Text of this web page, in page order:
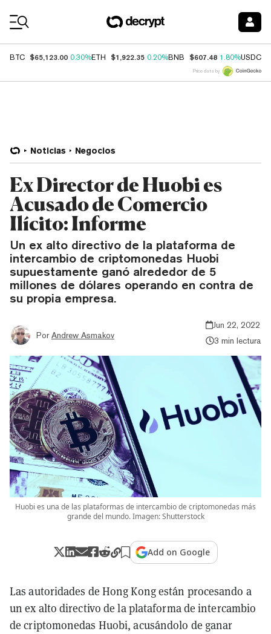
BTC $65,123.00 0.30%ETH $1,922.35 0.20%BNB $607.48 1.80%USDC
Price data by
Noticias Negocios
Ex Director de Huobi es
Acusado de Comercio
Ilícito: Informe
Un ex alto directivo de la plataforma de
intercambio de criptomonedas Huobi
supuestamente ganó alrededor de 5
millones de dólares operando en contra de
su propia empresa.
Por Andrew Asmakov
Jun 22, 2022
3 min lectura
Huobi es una de las plataformas de intercambio de criptomonedas más
grande del mundo. Imagen: Shutterstock
Add on Google
Las autoridades de Hong Kong están procesando a
un ex alto directivo de la plataforma de intercambio
de criptomonedas Huobi, acusándolo de ganar